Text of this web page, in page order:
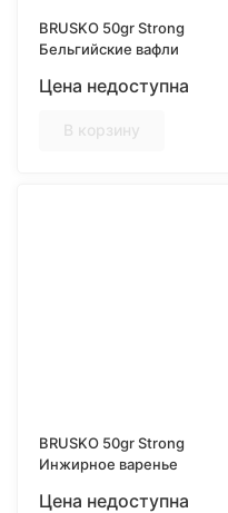
BRUSKO 50gr Strong
Бельгийские вафли
Цена недоступна
В корзину
BRUSKO 50gr Strong
Инжирное варенье
Цена недоступна